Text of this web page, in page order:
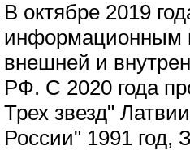
В октябре 2019
информационным
внешней и
РФ. С 2020 года
Трех звезд"
России" 1991